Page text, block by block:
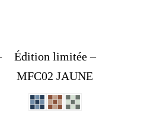
Édition limitée –
MFC02 JAUNE